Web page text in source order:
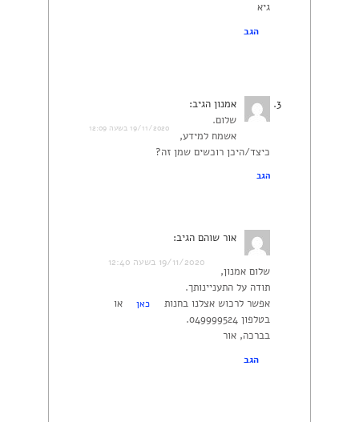
גיא
הגב
אמנון הגיב:
19/11/2020 בשעה 12:09
שלום.
אשמח למידע,
כיצד/היכן רוכשים שמן זה?
הגב
אור שוהם הגיב:
19/11/2020 בשעה 12:40
שלום אמנון,
תודה על התעניינותך.
אפשר לרכוש אצלנו בחנות
כאן
או
בטלפון 049999524.
בברכה, אור
הגב